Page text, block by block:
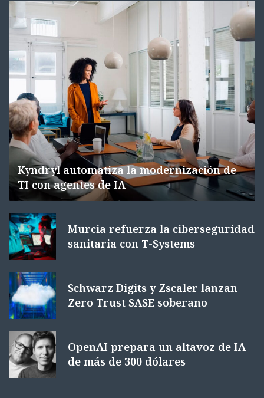
Kyndryl automatiza la modernización de
TI con agentes de IA
Murcia refuerza la ciberseguridad
sanitaria con T-Systems
Schwarz Digits y Zscaler lanzan
Zero Trust SASE soberano
OpenAI prepara un altavoz de IA
de más de 300 dólares